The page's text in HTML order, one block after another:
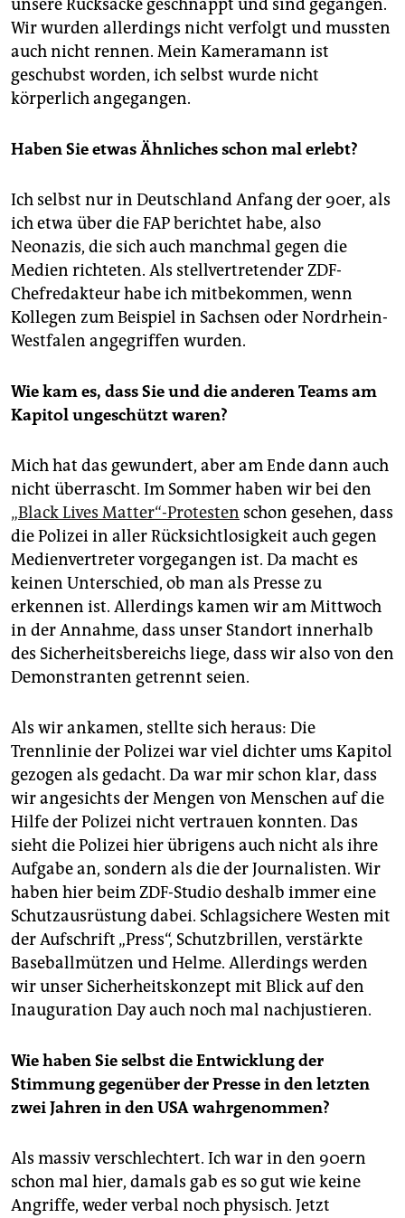
unsere Rucksäcke geschnappt und sind gegangen.
Wir wurden allerdings nicht verfolgt und mussten
auch nicht rennen. Mein Kameramann ist
geschubst worden, ich selbst wurde nicht
körperlich angegangen.
Haben Sie etwas Ähnliches schon mal erlebt?
Ich selbst nur in Deutschland Anfang der 90er, als
ich etwa über die FAP berichtet habe, also
Neonazis, die sich auch manchmal gegen die
Medien richteten. Als stellvertretender ZDF-
Chefredakteur habe ich mitbekommen, wenn
Kollegen zum Beispiel in Sachsen oder Nordrhein-
Westfalen angegriffen wurden.
Wie kam es, dass Sie und die anderen Teams am
Kapitol ungeschützt waren?
Mich hat das gewundert, aber am Ende dann auch
nicht überrascht. Im Sommer haben wir bei den
„Black Lives Matter“-Protesten schon gesehen, dass
die Polizei in aller Rücksichtlosigkeit auch gegen
Medienvertreter vorgegangen ist. Da macht es
keinen Unterschied, ob man als Presse zu
erkennen ist. Allerdings kamen wir am Mittwoch
in der Annahme, dass unser Standort innerhalb
des Sicherheitsbereichs liege, dass wir also von den
Demonstranten getrennt seien.
Als wir ankamen, stellte sich heraus: Die
Trennlinie der Polizei war viel dichter ums Kapitol
gezogen als gedacht. Da war mir schon klar, dass
wir angesichts der Mengen von Menschen auf die
Hilfe der Polizei nicht vertrauen konnten. Das
sieht die Polizei hier übrigens auch nicht als ihre
Aufgabe an, sondern als die der Journalisten. Wir
haben hier beim ZDF-Studio deshalb immer eine
Schutzausrüstung dabei. Schlagsichere Westen mit
der Aufschrift „Press“, Schutzbrillen, verstärkte
Baseballmützen und Helme. Allerdings werden
wir unser Sicherheitskonzept mit Blick auf den
Inauguration Day auch noch mal nachjustieren.
Wie haben Sie selbst die Entwicklung der
Stimmung gegenüber der Pressein den letzten
zwei Jahren in den USA wahrgenommen?
Als massiv verschlechtert. Ich war in den 90ern
schon mal hier, damals gab es so gut wie keine
Angriffe, weder verbal noch physisch. Jetzt